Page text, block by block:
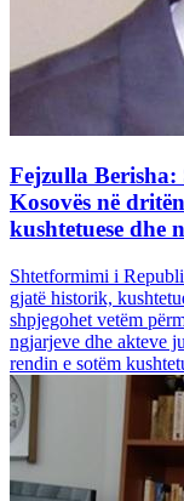
Fejzulla Berisha:
Kosovës në
kushtetuese dhe
Shtetformimi i
gjatë historik,
shpjegohet vetëm
ngjarjeve dhe akteve
rendin e sotëm